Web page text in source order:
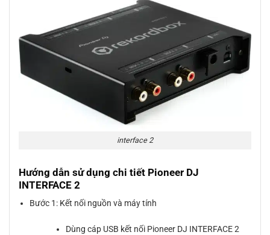
interface 2
Hướng dẫn sử dụng chi tiết Pioneer DJ
INTERFACE 2
Bước 1: Kết nối nguồn và máy tính
Dùng cáp USB kết nối Pioneer DJ INTERFACE 2